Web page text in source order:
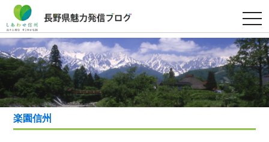
t
o
g
g
l
e
n
a
v
g
i
楽園信州